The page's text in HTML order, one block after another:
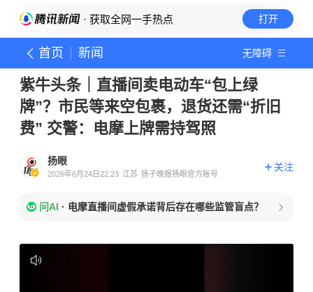
· 获取全网一手热点 打开
首页 新闻 无障碍
紫牛头条｜直播间卖电动车“包上绿
牌”？市民等来空包裹，退货还需“折旧
费” 交警：电摩上牌需持驾照
扬眼
2026年6月24日22:23 江苏 扬子晚报扬眼官方账号
关注
问AI · 电摩直播间虚假承诺背后存在哪些监管盲点？